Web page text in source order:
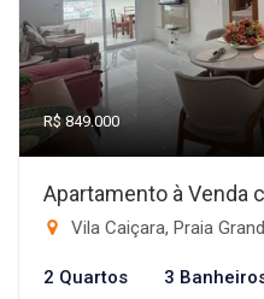
R$ 849.000
Apartamento à Venda
Vila Caiçara, Praia
2 Quartos 3